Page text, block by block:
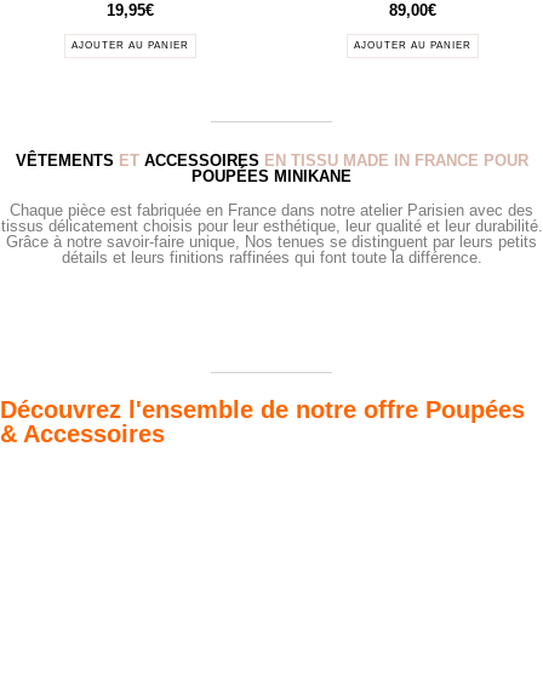
19,95€
AJOUTER AU PANIER
89,00€
AJOUTER AU PANIER
VÊTEMENTS ET ACCESSOIRES EN TISSU MADE IN FRANCE POUR
POUPÉES MINIKANE
Chaque pièce est fabriquée en France dans notre atelier Parisien avec des
tissus délicatement choisis pour leur esthétique, leur qualité et leur durabilité.
Grâce à notre savoir-faire unique, Nos tenues se distinguent par leurs petits
détails et leurs finitions raffinées qui font toute la différence.
Découvrez l'ensemble de notre offre Poupées
& Accessoires